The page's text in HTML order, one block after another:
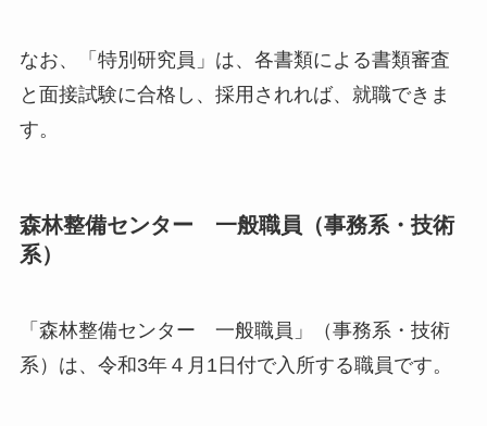
なお、「特別研究員」は、各書類による書類審査
と面接試験に合格し、採用されれば、就職できま
す。
森林整備センター 一般職員（事務系・技術
系）
「森林整備センター 一般職員」（事務系・技術
系）は、令和3年４月1日付で入所する職員です。